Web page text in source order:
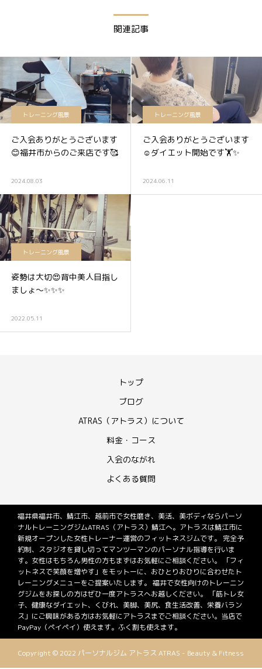
関連記事
トレーニング風景
ご入会ありがとうございます
😊福井市からのご来店です🥰
2024.08.03
トレーニング風景
ご入会ありがとうございます
☺️ダイエット開始です🏋️✨
2024.06.11
トレーニング風景
姿勢は大切😍背中美人目指し
ましょ〜✨✨✨
2022.05.11
トップ
ブログ
ATRAS（アトラス）について
料金・コース
入会のながれ
よくある質問
福井県福井市、鯖江市、越前市で女性磨き、美活、美ボディならパーソ
ナルトレーニングジムATRAS（アトラス）鯖江へ。アトラスは鯖江市に
新規オープンした女性トレーナー運営のフィットネスジムです。 完全予
約制、スタジオを貸し切ってマンツーマンのパーソナル指導を行いま
す。女性はもちろん男性の方もまずはお気軽にご相談ください。 「フィ
ットネスで笑顔を増やす」をモットーに、おひとりおひりに合わせたト
レーニングメニューをご提案いたします。 福井で女性向けのトレーニン
グジムをお探しの方はぜひ一度アトラスへお越しください。 「筋トレ女
子、健康なダイエット、くびれ、美脚、美尻、食生活改善、栄養バラン
ス」にご興味がある方はお気軽にアトラスまでご相談ください。当店で
PayPay（ペイペイ）使えます。ふく割も使えます。
Copyright © 2022 パーソナルジム アトラス ATRAS - Beauty & Fitness